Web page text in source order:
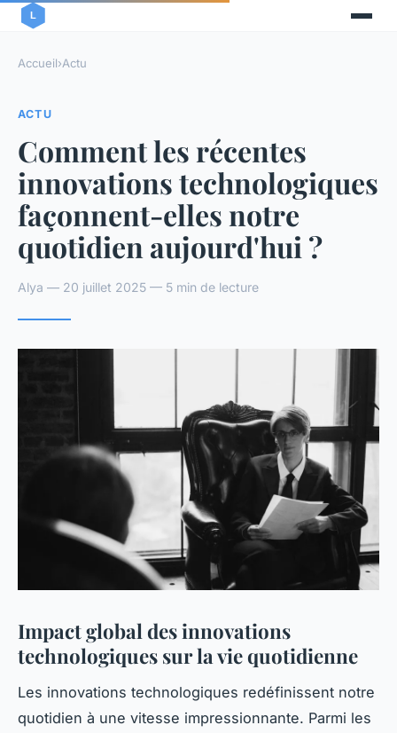
Accueil›Actu
ACTU
Comment les récentes
innovations technologiques
façonnent-elles notre
quotidien aujourd'hui ?
Alya — 20 juillet 2025 — 5 min de lecture
Impact global des innovations
technologiques sur la vie quotidienne
Les innovations technologiques redéfinissent notre
quotidien à une vitesse impressionnante. Parmi les